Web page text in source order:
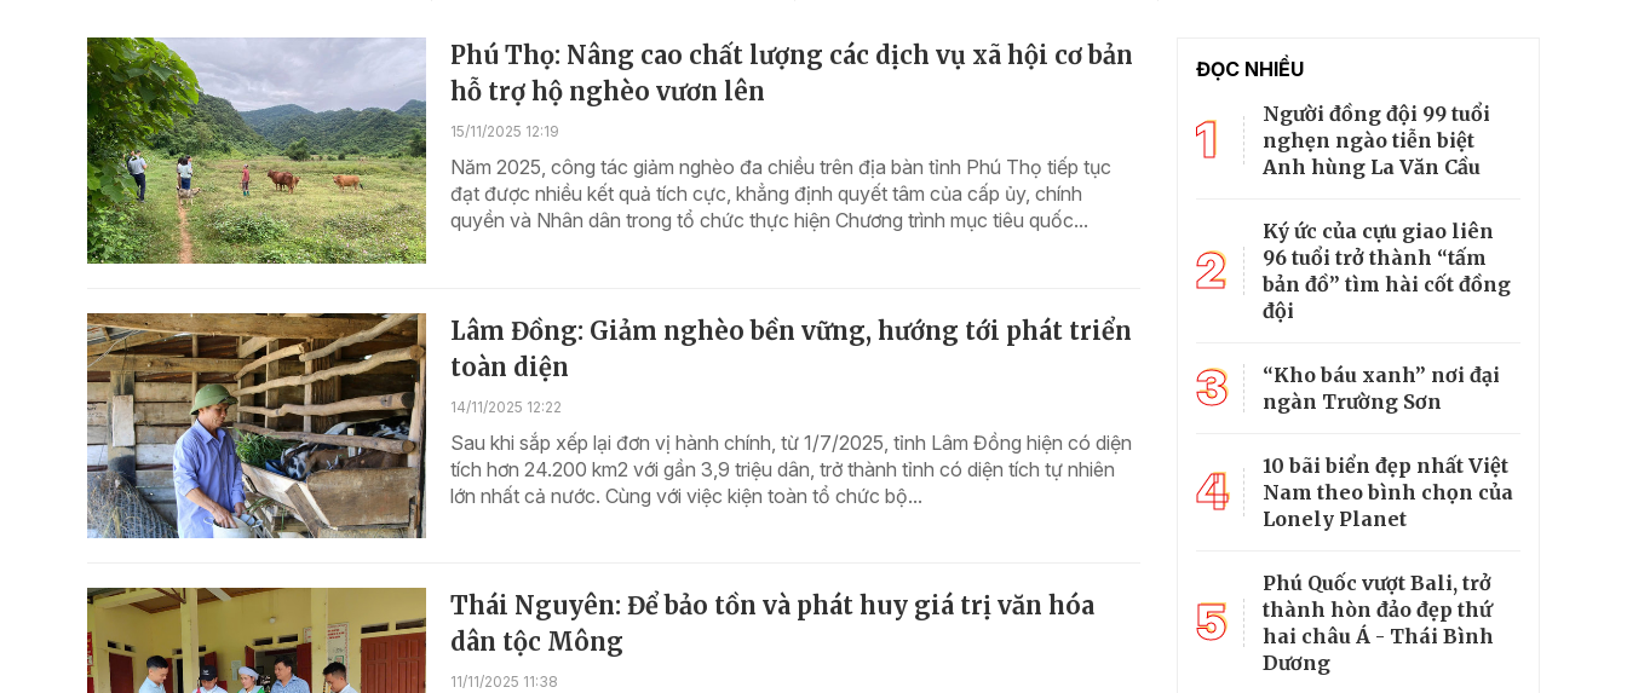
Phú Thọ: Nâng cao chất lượng các dịch vụ xã hội cơ bản
hỗ trợ hộ nghèo vươn lên
15/11/2025 12:19
Năm 2025, công tác giảm nghèo đa chiều trên địa bàn tỉnh Phú Thọ tiếp tục
đạt được nhiều kết quả tích cực, khẳng định quyết tâm của cấp ủy, chính
quyền và Nhân dân trong tổ chức thực hiện Chương trình mục tiêu quốc...
Lâm Đồng: Giảm nghèo bền vững, hướng tới phát triển
toàn diện
14/11/2025 12:22
Sau khi sắp xếp lại đơn vị hành chính, từ 1/7/2025, tỉnh Lâm Đồng hiện có diện
tích hơn 24.200 km2 với gần 3,9 triệu dân, trở thành tỉnh có diện tích tự nhiên
lớn nhất cả nước. Cùng với việc kiện toàn tổ chức bộ...
Thái Nguyên: Để bảo tồn và phát huy giá trị văn hóa
dân tộc Mông
11/11/2025 11:38
ĐỌC NHIỀU
1
Người đồng đội 99 tuổi
nghẹn ngào tiễn biệt
Anh hùng La Văn Cầu
2
Ký ức của cựu giao liên
96 tuổi trở thành “tấm
bản đồ” tìm hài cốt đồng
đội
3
“Kho báu xanh” nơi đại
ngàn Trường Sơn
4
10 bãi biển đẹp nhất Việt
Nam theo bình chọn của
Lonely Planet
5
Phú Quốc vượt Bali, trở
thành hòn đảo đẹp thứ
hai châu Á - Thái Bình
Dương